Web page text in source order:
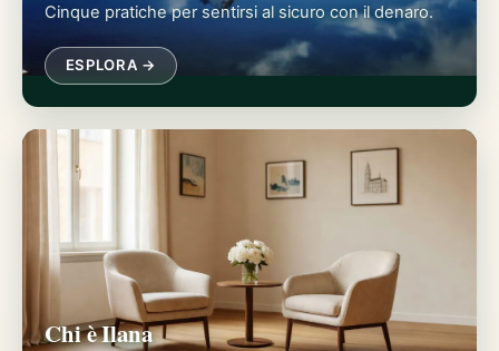
Cinque pratiche per sentirsi al sicuro con il denaro.
ESPLORA →
Chi è Ilana